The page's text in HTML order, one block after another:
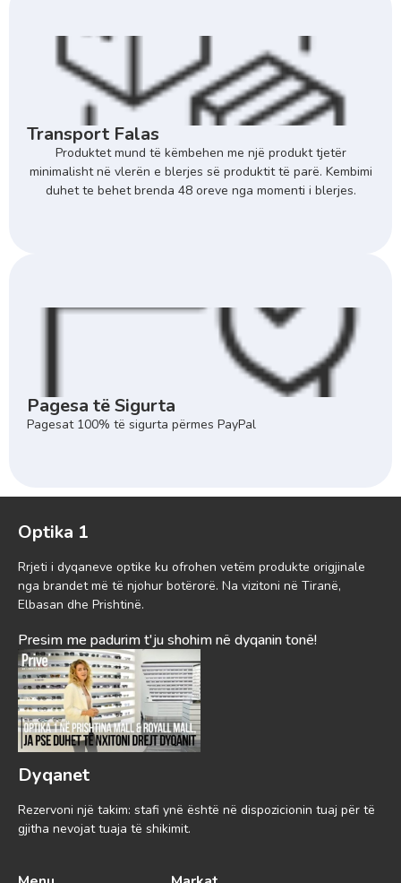
Transport Falas
Produktet mund të këmbehen me një produkt tjetër
minimalisht në vlerën e blerjes së produktit të parë. Kembimi
duhet te behet brenda 48 oreve nga momenti i blerjes.
Pagesa të Sigurta
Pagesat 100% të sigurta përmes PayPal
Optika 1
Rrjeti i dyqaneve optike ku ofrohen vetëm produkte origjinale
nga brandet më të njohur botërorë. Na vizitoni në Tiranë,
Elbasan dhe Prishtinë.
Presim me padurim t'ju shohim në dyqanin tonë!
Dyqanet
Rezervoni një takim: stafi ynë është në dispozicionin tuaj për të
gjitha nevojat tuaja të shikimit.